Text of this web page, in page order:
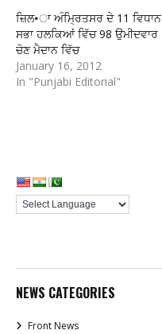
ਜ਼ਿਲ•ਾ ਅੰਮ੍ਰਿਤਸਰ ਦੇ 11 ਵਿਧਾਨ
ਸਭਾ ਹਲਕਿਆਂ ਵਿੱਚ 98 ਉਮੀਦਵਾਰ
ਚੋਣ ਮੈਦਾਨ ਵਿੱਚ
January 16, 2012
In "Punjabi Editorial"
NEWS CATEGORIES
Front News